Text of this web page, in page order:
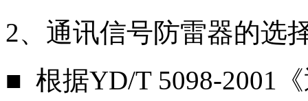
2、通讯信号防雷器的选
■ 根据YD/T 5098-2001